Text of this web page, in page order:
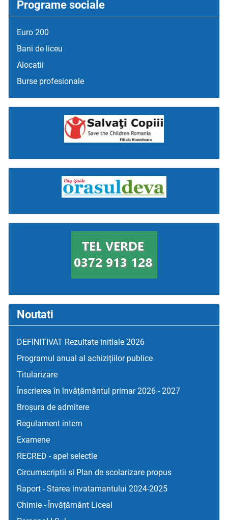
Programe sociale
Euro 200
Bani de liceu
Alocatii
Burse profesionale
Noutati
DEFINITIVAT Rezultate initiale 2026
Programul anual al achizițiilor publice
Titularizare
Înscrierea în învățământul primar 2026 - 2027
Broșura de admitere
Regulament intern
Examene
RECRED - apel selectie
Circumscriptii si Plan de scolarizare propus
Raport - Starea invatamantului 2024-2025
Chimie - Învățământ Liceal